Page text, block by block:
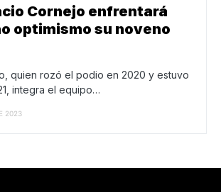
Cornejo enfrentará
optimismo su noveno
quien rozó el podio en 2020 y estuvo
integra el equipo…
2023